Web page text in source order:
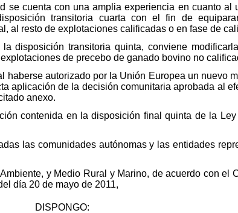
se cuenta con una amplia experiencia en cuanto al
transitoria cuarta con el fin de
al resto de explotaciones calificadas o en fase de
disposición transitoria quinta, conviene
de precebo de ganado bovino no
haberse autorizado por la Unión Europea un nuevo
aplicación de la decisión comunitaria aprobada al
anexo.
contenida en la disposición final quinta de la
las comunidades autónomas y las entidades
y Medio Rural y Marino, de acuerdo con el
día 20 de mayo de 2011,
DISPONGO: